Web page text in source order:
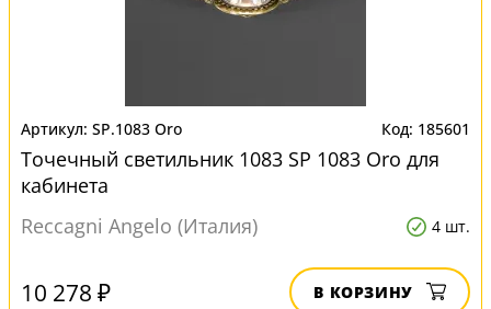
SP.1083 Oro 185601
Точечный светильник 1083 SP 1083 Oro для
кабинета
Reccagni Angelo (Италия)
4 шт.
10 278 ₽ В КОРЗИНУ